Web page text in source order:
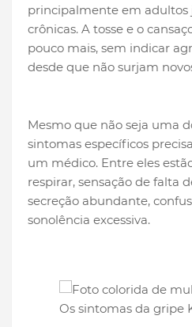
principalmente em adultos
crônicas. A tosse e o
pouco mais, sem indicar
desde que não surjam
Mesmo que não seja uma
sintomas específicos
um médico. Entre eles
respirar, sensação de falta
secreção abundante,
sonolência excessiva.
Os sintomas da gripe